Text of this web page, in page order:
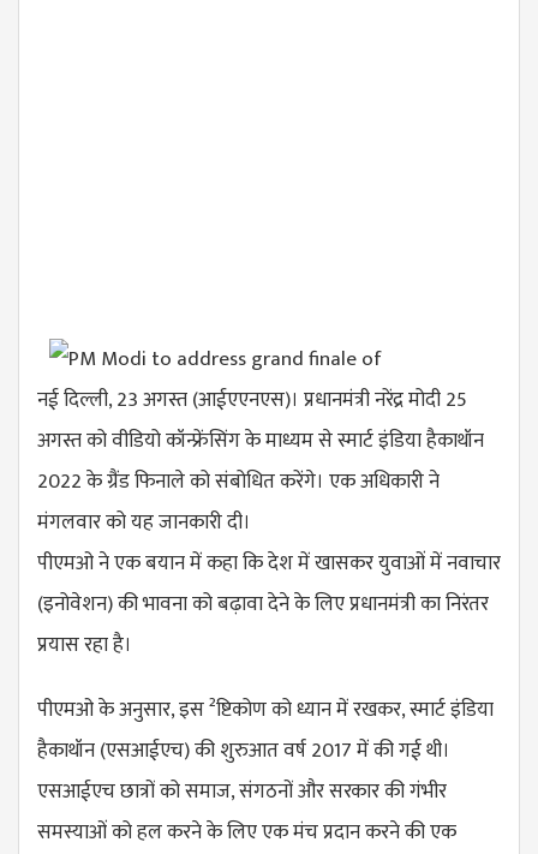
नई दिल्ली, 23 अगस्त (आईएएनएस)। प्रधानमंत्री नरेंद्र मोदी 25
अगस्त को वीडियो कॉन्फ्रेंसिंग के माध्यम से स्मार्ट इंडिया हैकाथॉन
2022 के ग्रैंड फिनाले को संबोधित करेंगे। एक अधिकारी ने
मंगलवार को यह जानकारी दी।
पीएमओ ने एक बयान में कहा कि देश में खासकर युवाओं में नवाचार
(इनोवेशन) की भावना को बढ़ावा देने के लिए प्रधानमंत्री का निरंतर
प्रयास रहा है।
पीएमओ के अनुसार, इस ²ष्टिकोण को ध्यान में रखकर, स्मार्ट इंडिया
हैकाथॉन (एसआईएच) की शुरुआत वर्ष 2017 में की गई थी।
एसआईएच छात्रों को समाज, संगठनों और सरकार की गंभीर
समस्याओं को हल करने के लिए एक मंच प्रदान करने की एक